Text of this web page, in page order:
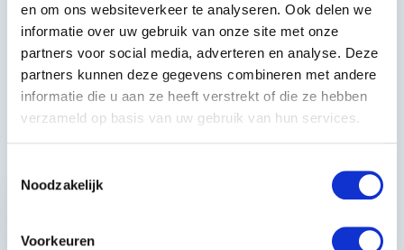
en om ons websiteverkeer te analyseren. Ook delen we
informatie over uw gebruik van onze site met onze
partners voor social media, adverteren en analyse. Deze
partners kunnen deze gegevens combineren met andere
informatie die u aan ze heeft verstrekt of die ze hebben
verzameld op basis van uw gebruik van hun services.
Noodzakelijk
Voorkeuren
0229-700241
info@equiroyal.nl
Abonneer
* Lees hier de wettelijke beperkingen